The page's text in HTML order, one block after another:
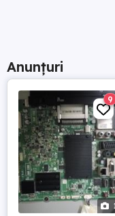
Anunțuri
9